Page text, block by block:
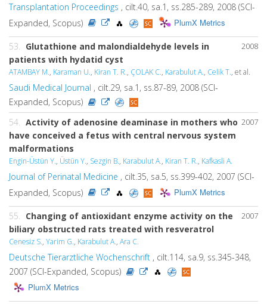
Transplantation Proceedings , cilt.40, sa.1, ss.285-289, 2008 (SCI-
Expanded, Scopus)
PlumX Metrics
2008
53.
Glutathione and malondialdehyde levels in
patients with hydatid cyst
ATAMBAY M., Karaman U., Kiran T. R., ÇOLAK C., Karabulut A., Celik T., et al.
Saudi Medical Journal , cilt.29, sa.1, ss.87-89, 2008 (SCI-
Expanded, Scopus)
2007
54.
Activity of adenosine deaminase in mothers who
have conceived a fetus with central nervous system
malformations
Engin-Üstün Y., Üstün Y., Sezgin B., Karabulut A., Kiran T. R., Kafkasli A.
Journal of Perinatal Medicine , cilt.35, sa.5, ss.399-402, 2007 (SCI-
Expanded, Scopus)
PlumX Metrics
2007
55.
Changing of antioxidant enzyme activity on the
biliary obstructed rats treated with resveratrol
Cenesiz S., Yarim G., Karabulut A., Ara C.
Deutsche Tierarztliche Wochenschrift , cilt.114, sa.9, ss.345-348,
2007 (SCI-Expanded, Scopus)
PlumX Metrics